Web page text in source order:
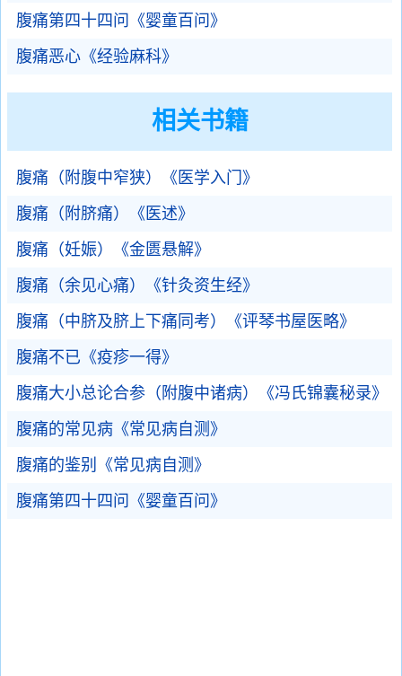
腹痛第四十四问《婴童百问》
腹痛恶心《经验麻科》
相关书籍
腹痛（附腹中窄狭）《医学入门》
腹痛（附脐痛）《医述》
腹痛（妊娠）《金匮悬解》
腹痛（余见心痛）《针灸资生经》
腹痛（中脐及脐上下痛同考）《评琴书屋医略》
腹痛不已《疫疹一得》
腹痛大小总论合参（附腹中诸病）《冯氏锦囊秘录》
腹痛的常见病《常见病自测》
腹痛的鉴别《常见病自测》
腹痛第四十四问《婴童百问》